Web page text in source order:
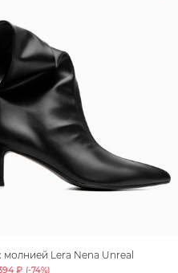
Lera Nena Unreal
₽ (-74%)